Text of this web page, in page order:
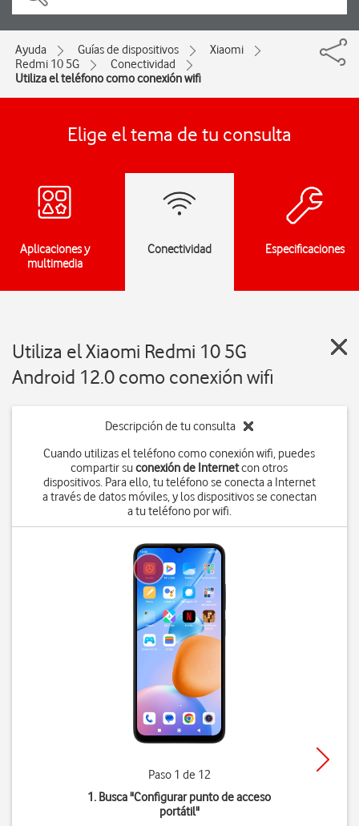
Ayuda Guías de dispositivos
Xiaomi
Redmi 10 5G
Conectividad
Utiliza el teléfono como conexión wifi
Elige el tema de tu consulta
Aplicaciones y
multimedia
Conectividad Especificaciones
Utiliza el Xiaomi Redmi 10 5G
Android 12.0 como conexión wifi
Descripción de tu consulta
Cuando utilizas el teléfono como conexión wifi, puedes
compartir suconexión de Internetcon otros
dispositivos. Para ello, tu teléfono se conecta a Internet
a través de datos móviles, y los dispositivos se conectan
a tu teléfono por wifi.
Paso 1 de 12
1. Busca "Configurar punto de acceso
portátil"